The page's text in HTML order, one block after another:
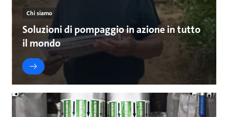
Chi siamo
Soluzioni di pompaggio in azione in tutto
il mondo